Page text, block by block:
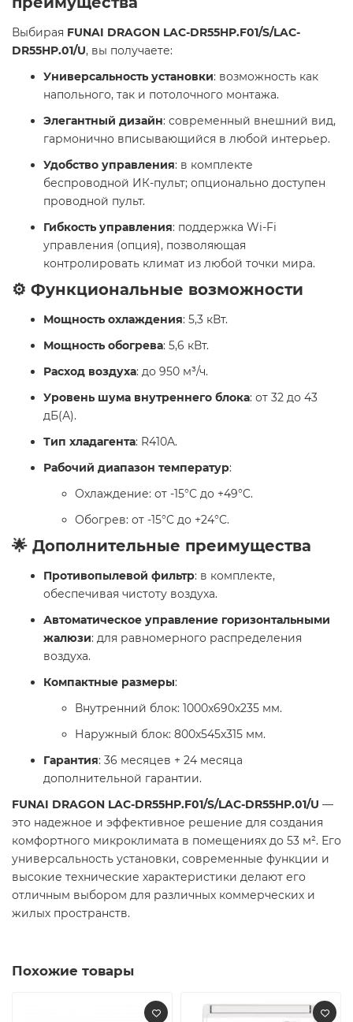
Выбирая FUNAI DRAGON LAC-DR55HP.F01/S/LAC-
DR55HP.01/U, вы получаете:
Универсальность установки: возможность как
напольного, так и потолочного монтажа.
Элегантный дизайн: современный внешний вид,
гармонично вписывающийся в любой интерьер.
Удобство управления: в комплекте
беспроводной ИК-пульт; опционально доступен
проводной пульт.
Гибкость управления: поддержка Wi-Fi
управления (опция), позволяющая
контролировать климат из любой точки мира.
⚙️ Функциональные возможности
Мощность охлаждения: 5,3 кВт.
Мощность обогрева: 5,6 кВт.
Расход воздуха: до 950 м³/ч.
Уровень шума внутреннего блока: от 32 до 43
дБ(А).
Тип хладагента: R410A.
Рабочий диапазон температур:
Охлаждение: от -15°C до +49°C.
Обогрев: от -15°C до +24°C.
🌟 Дополнительные преимущества
Противопылевой фильтр: в комплекте,
обеспечивая чистоту воздуха.
Автоматическое управление горизонтальными
жалюзи: для равномерного распределения
воздуха.
Компактные размеры:
Внутренний блок: 1000x690x235 мм.
Наружный блок: 800x545x315 мм.
Гарантия: 36 месяцев + 24 месяца
дополнительной гарантии.
FUNAI DRAGON LAC-DR55HP.F01/S/LAC-DR55HP.01/U —
это надежное и эффективное решение для создания
комфортного микроклимата в помещениях до 53 м². Его
универсальность установки, современные функции и
высокие технические характеристики делают его
отличным выбором для различных коммерческих и
жилых пространств.
Похожие товары